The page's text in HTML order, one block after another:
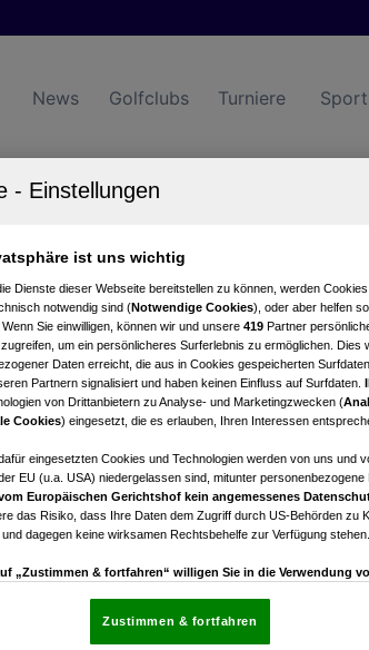
News Golfclubs Turniere Sport
Turniere Events
ist uns wichtig
Dienste dieser Webseite bereitstellen zu können, werden
notwendig sind (Notwendige Cookies), oder aber helfen
Sie einwilligen, können wir und unsere 419 Partner
um ein persönlicheres Surferlebnis zu ermöglichen. Dies
Daten erreicht, die aus in Cookies gespeicherten
Partnern signalisiert und haben keinen Einfluss auf Surfdaten.
von Drittanbietern zu Analyse- und Marketingzwecken (
Cookies) eingesetzt, die es erlauben, Ihren Interessen
eingesetzten Cookies und Technologien werden von uns und
EU (u.a. USA) niedergelassen sind, mitunter
Europäischen Gerichtshof kein angemessenes
das Risiko, dass Ihre Daten dem Zugriff durch US-Behörden zu
dagegen keine wirksamen Rechtsbehelfe zur Verfügung stehen.
„Zustimmen & fortfahren“ willigen Sie in die Verwendung
die sich auf jeder Seite unten im Footer befinden.
Zustimmen & fortfahren